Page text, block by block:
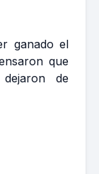
ganado el
que
de